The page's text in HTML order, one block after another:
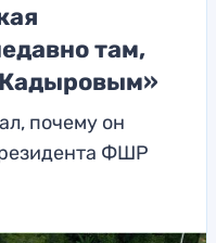
там,
почему он
ФШР